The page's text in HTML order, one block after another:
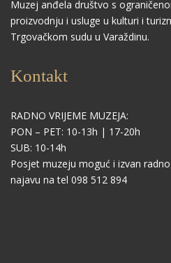
Muzej anđela društvo s
proizvodnju i usluge u kulturi i
Trgovačkom sudu u Varaždinu.
Kontakt
RADNO VRIJEME MUZEJA:
PON – PET: 10-13h | 17-20h
SUB: 10-14h
Posjet muzeju moguć i izvan
najavu na tel 098 512 894